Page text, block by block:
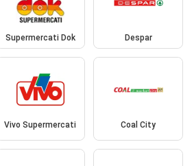
Supermercati Dok Despar
Vivo Supermercati Coal City